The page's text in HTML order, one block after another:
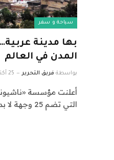
سياحة و سفر
بها مدينة
المدن في العالم
بواسطة فريق التحرير 25 أكتوبر، 2025
التي تضم 25 وجهة لا بد من زيارتها، اختارها…